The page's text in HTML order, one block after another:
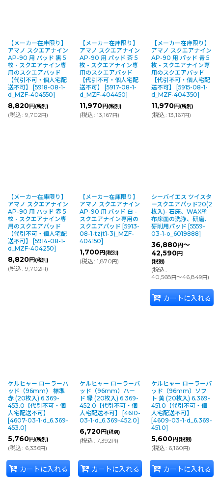
硬さレベル 6
ブラウン
重洗浄、ワックス剥離作業に適したフロア
パッド。350rpmまでのマシンで使用可能
です。
硬さレベル 4
ブルー
ワックスリコート前の洗浄用フロアパッ
ド。350rpmまでのマシンで使用可能です。
硬さレベル 2
レッド
日常清掃での軽い汚れやスカッフマークの
除去に適しています。800rpmまでのマシン
で使用可能です。
硬さレベル 1
【メーカー在庫限り】
アマノ スクエアナイン
AP-90 用 パッド 黒 5
枚 - スクエアナイン専
用のスクエアパッド
【代引不可・個人宅配
送不可】
[5918-08-1-
d_MZF-404550]
8,820円 (税別)
(税込: 9,702円)
【メーカー在庫限り】
アマノ スクエアナイン
AP-90 用 パッド 茶 5
枚 - スクエアナイン専
用のスクエアパッド
【代引不可・個人宅配
送不可】
[5917-08-1-
d_MZF-404450]
11,970円 (税別)
(税込: 13,167 円)
【メーカー在庫限り】
アマノ スクエアナイン
AP-90 用 パッド 青 5
枚 - スクエアナイン専
用のスクエアパッド
【代引不可・個人宅配
送不可】
[5915-08-1-
d_MZF-404350]
11,970円 (税別)
(税込: 13,167 円)
【メーカー在庫限り】
アマノ スクエアナイン
AP-90 用 パッド 赤 5
枚 - スクエアナイン専
用のスクエアパッド
【代引不可・個人宅配
送不可】
[5914-08-1-
d_MZF-404250]
8,820円 (税別)
(税込: 9,702円)
【メーカー在庫限り】
アマノ スクエアナイン
AP-90 用 パッド 白 -
スクエアナイン専用の
スクエアパッド [5913-
08-1-tz(t1-3)_MZF-
404150]
1,700円 (税別)
(税込: 1,870 円)
シーバイエス ツイスタ
ースクエアパッド20(2
枚入)- 石床、WAX塗
布床面の洗浄、研磨、
研削用パッド [5559-
03-1-o_6019888]
36,880円～
42,590円
(税別)
(税込:
40,568 円～46,849 円)
カートに入れる
ケルヒャー ローラーパ
ッド（96mm） 標準
赤 (20枚入) 6.369-
453.0【代引不可・個
人宅配送不可】
[4607-03-1-d_6.369-
453.0]
5,760円 (税別)
(税込: 6,336円)
カートに入れる
ケルヒャー ローラーパ
ッド（96mm）ハー
ド 緑 (20枚入) 6.369-
452.0【代引不可・個
人宅配送不可】
[4610-
03-1-d_6.369-452.0]
6,720円 (税別)
(税込: 7,392円)
カートに入れる
ケルヒャー ローラーパ
ッド（96mm）ソフ
ト 黄 (20枚入) 6.369-
451.0【代引不可・個
人宅配送不可】
[4609-03-1-d_6.369-
451.0]
5,600円 (税別)
(税込: 6,160 円)
カートに入れる